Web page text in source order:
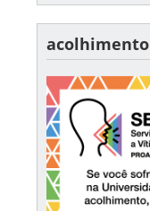
acolhimento